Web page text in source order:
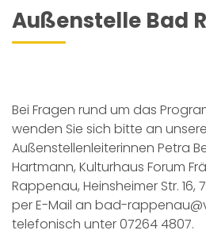
Außenstelle Bad
Bei Fragen rund um das
wenden Sie sich bitte an unsere
Außenstellenleiterinnen Petra
Hartmann, Kulturhaus Forum
Rappenau, Heinsheimer Str.
per E-Mail an bad-
telefonisch unter 07264 4807.